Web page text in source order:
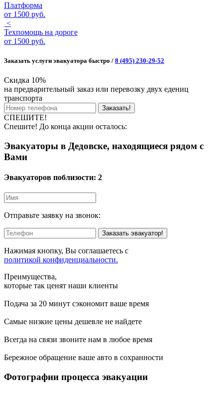
Платформа
от 1500 руб.
<
Техпомощь на дороге
от 1500 руб.
Заказать услуги эвакуатора быстро / 8 (495) 230-29-52
Скидка 10%
на предварительный заказ или перевозку двух едениц
транспорта
Заказать!
СПЕШИТЕ!
Спешите! До конца акции осталось:
Эвакуаторы в Дедовске, находящиеся рядом с
Вами
Эвакуаторов поблизости: 2
Отправьте заявку на звонок:
Заказать эвакуатор!
Нажимая кнопку, Вы соглашаетесь с
политикой конфиденциальности.
Преимущества,
которые так ценят наши клиенты
Подача за 20 минут сэкономит ваше время
Самые низкие цены дешевле не найдете
Всегда на связи звоните нам в любое время
Бережное обращение ваше авто в сохранности
Фотографии процесса эвакуации